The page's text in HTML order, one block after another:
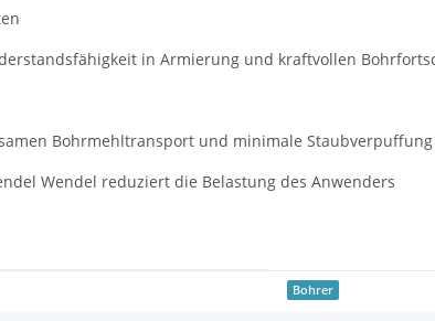
in Armierung und kraftvollen
Bohrmehltransport und minimale
Wendel reduziert die Belastung des Anwenders
Bohrer